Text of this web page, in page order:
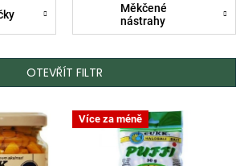
Měkčené
nástrahy
OTEVŘÍT FILTR
Více za méně